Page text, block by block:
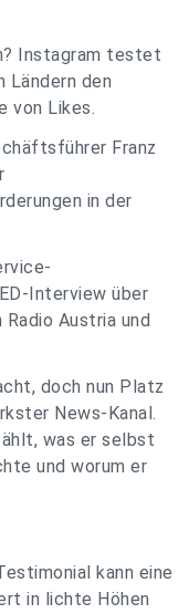
Instagram testet
Ländern den
von Likes.
Franz
in der
Interview über
Austria und
doch nun Platz
News-Kanal.
was er selbst
und worum er
kann eine
in lichte Höhen